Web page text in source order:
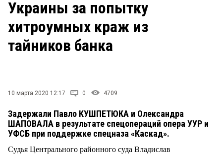
СТИЛЬ ЖИЗНИ
Архив
Украины за попытку
хитроумных краж из
тайников банка
10 марта 2020 12:17 0 4709
Задержали Павло КУШПЕТЮКА и Олександра
ШАПОВАЛА в результате спецопераций опера УУР и
УФСБ при поддержке спецназа «Каскад».
Судья Центрального районного суда Владислав